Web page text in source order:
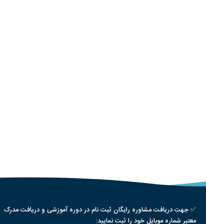
✅ جهت دریافت مشاوره رایگان ثبت نام در دوره آموزشی و دریافت مدرک
معتبر شماره موبایل خود را ثبت نمایید: